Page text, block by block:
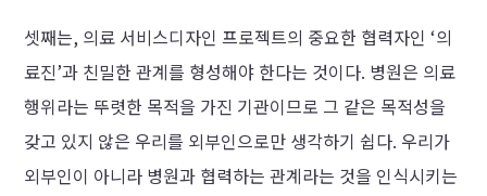
셋째는, 의료 서비스디자인 프로젝트의 중요한 협력자인 ‘의
료진’과 친밀한 관계를 형성해야 한다는 것이다. 병원은 의료
행위라는 뚜렷한 목적을 가진 기관이므로 그 같은 목적성을
갖고 있지 않은 우리를 외부인으로만 생각하기 쉽다. 우리가
외부인이 아니라 병원과 협력하는 관계라는 것을 인식시키는